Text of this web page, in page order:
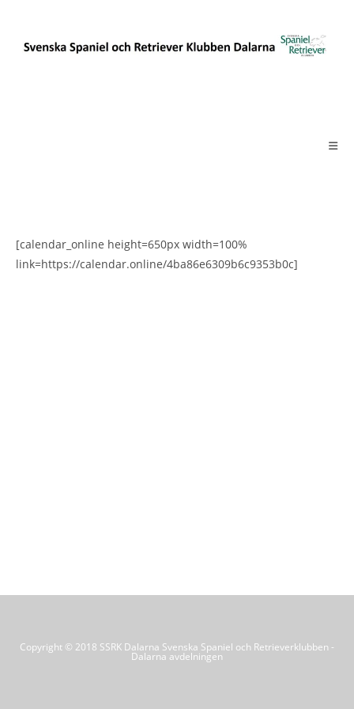
innehållet
[calendar_online height=650px width=100%
link=https://calendar.online/4ba86e6309b6c9353b0c]
Copyright © 2018 SSRK Dalarna Svenska Spaniel och Retrieverklubben -
Dalarna avdelningen